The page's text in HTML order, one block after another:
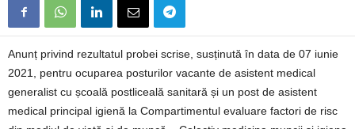
Anunț privind rezultatul probei scrise, susținută în data de 07 iunie
2021, pentru ocuparea posturilor vacante de asistent medical
generalist cu școală postliceală sanitară și un post de asistent
medical principal igienă la Compartimentul evaluare factori de risc